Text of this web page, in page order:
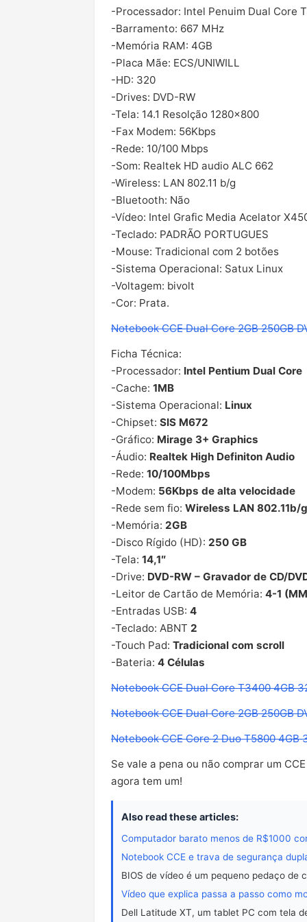
-Processador: Intel Penuim Dual Core
-Barramento: 667 MHz
-Memória RAM: 4GB
-Placa Mãe: ECS/UNIWILL
-HD: 320
-Drives: DVD-RW
-Tela: 14.1 Resolção 1280×800
-Fax Modem: 56Kbps
-Rede: 10/100 Mbps
-Som: Realtek HD audio ALC 662
-Wireless: LAN 802.11 b/g
-Bluetooth: Não
-Vídeo: Intel Grafic Media Acelator
-Teclado: PADRÃO PORTUGUES
-Mouse: Tradicional com 2 botões
-Sistema Operacional: Satux Linux
-Voltagem: bivolt
-Cor: Prata.
Notebook CCE Dual Core 2GB 250GB
Ficha Técnica:
-Processador: Intel Pentium Dual Core
-Cache: 1MB
-Sistema Operacional: Linux
-Chipset: SIS M672
-Gráfico: Mirage 3+ Graphics
-Áudio: Realtek High Definiton Audio
-Rede: 10/100Mbps
-Modem: 56Kbps de alta velocidade
-Rede sem fio: Wireless LAN 802.11b/g
-Memória: 2GB
-Disco Rígido (HD): 250 GB
-Tela: 14,1″
-Drive: DVD-RW – Gravador de CD/
-Leitor de Cartão de Memória: 4-1
-Entradas USB: 4
-Teclado: ABNT 2
-Touch Pad: Tradicional com scroll
-Bateria: 4 Células
Notebook CCE Dual Core T3400 4GB
Notebook CCE Dual Core 2GB 250GB
Notebook CCE Core 2 Duo T5800 4GB
Se vale a pena ou não comprar um
agora tem um!
Also read these articles:
Computador barato menos de R$1000
Notebook CCE e trava de segurança
BIOS de vídeo é um pequeno pedaço de
Vídeo que explica passa a passo como
Dell Latitude XT, um tablet PC com tela